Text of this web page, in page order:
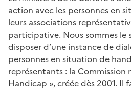
action avec les personnes en
leurs associations
participative. Nous sommes le
disposer d’une instance de
personnes en situation de
représentants : la Commission
Handicap », créée dès 2001. Il